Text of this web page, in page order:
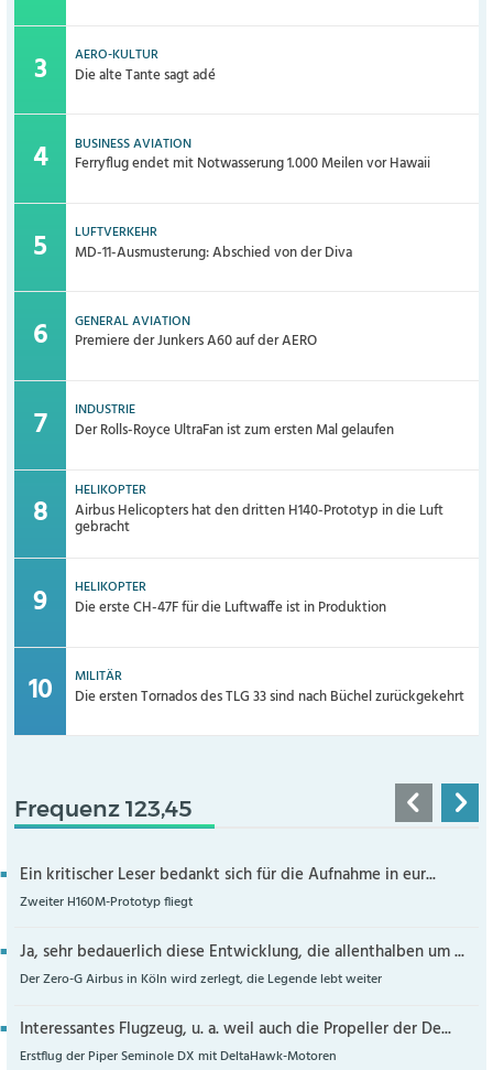
AERO-KULTUR
Die alte Tante sagt adé
BUSINESS AVIATION
Ferryflug endet mit Notwasserung 1.000 Meilen vor Hawaii
LUFTVERKEHR
MD-11-Ausmusterung: Abschied von der Diva
GENERAL AVIATION
Premiere der Junkers A60 auf der AERO
INDUSTRIE
Der Rolls-Royce UltraFan ist zum ersten Mal gelaufen
HELIKOPTER
Airbus Helicopters hat den dritten H140-Prototyp in die Luft
gebracht
HELIKOPTER
Die erste CH-47F für die Luftwaffe ist in Produktion
MILITÄR
Die ersten Tornados des TLG 33 sind nach Büchel zurückgekehrt
Frequenz 123,45
Ein kritischer Leser bedankt sich für die Aufnahme in eur...
Zweiter H160M-Prototyp fliegt
Ja, sehr bedauerlich diese Entwicklung, die allenthalben um ...
Der Zero-G Airbus in Köln wird zerlegt, die Legende lebt weiter
Interessantes Flugzeug, u. a. weil auch die Propeller der De...
Erstflug der Piper Seminole DX mit DeltaHawk-Motoren